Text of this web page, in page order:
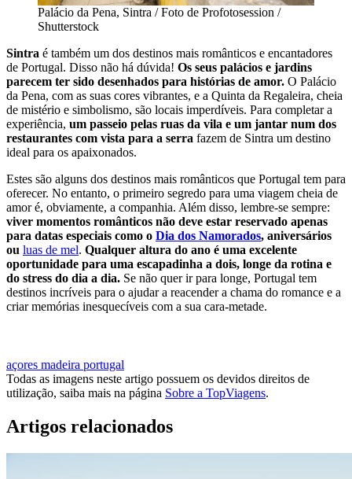
Palácio da Pena, Sintra / Foto de Profotosession /
Shutterstock
Sintra é também um dos destinos mais românticos e encantadores
de Portugal. Disso não há dúvida! Os seus palácios e jardins
parecem ter sido desenhados para histórias de amor. O Palácio
da Pena, com as suas cores vibrantes, e a Quinta da Regaleira, cheia
de mistério e simbolismo, são locais imperdíveis. Para completar a
experiência, um passeio pelas ruas da vila e um jantar num dos
restaurantes com vista para a serra fazem de Sintra um destino
ideal para os apaixonados.
Estes são alguns dos destinos mais românticos que Portugal tem para
oferecer. No entanto, o primeiro segredo para uma viagem cheia de
amor é, obviamente, a companhia. Além disso, lembre-se sempre:
viver momentos românticos não deve estar reservado apenas
para datas especiais como o Dia dos Namorados, aniversários
ou luas de mel. Qualquer altura do ano é uma excelente
oportunidade para uma escapadinha a dois, longe da rotina e
do stress do dia a dia. Se não quer ir para longe, Portugal tem
destinos incríveis para o ajudar a reacender a chama do romance e a
criar memórias inesquecíveis com a sua cara-metade.
açores madeira portugal
Todas as imagens neste artigo possuem os devidos direitos de
utilização, saiba mais na página Sobre a TopViagens.
Artigos relacionados